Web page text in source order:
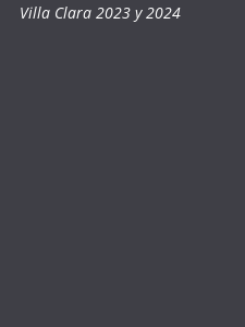
Villa Clara 2023 y 2024